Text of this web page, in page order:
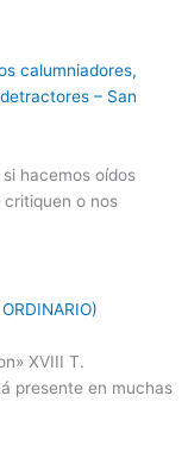
hacemos oídos
critiquen o nos
XVIII T.
presente en muchas